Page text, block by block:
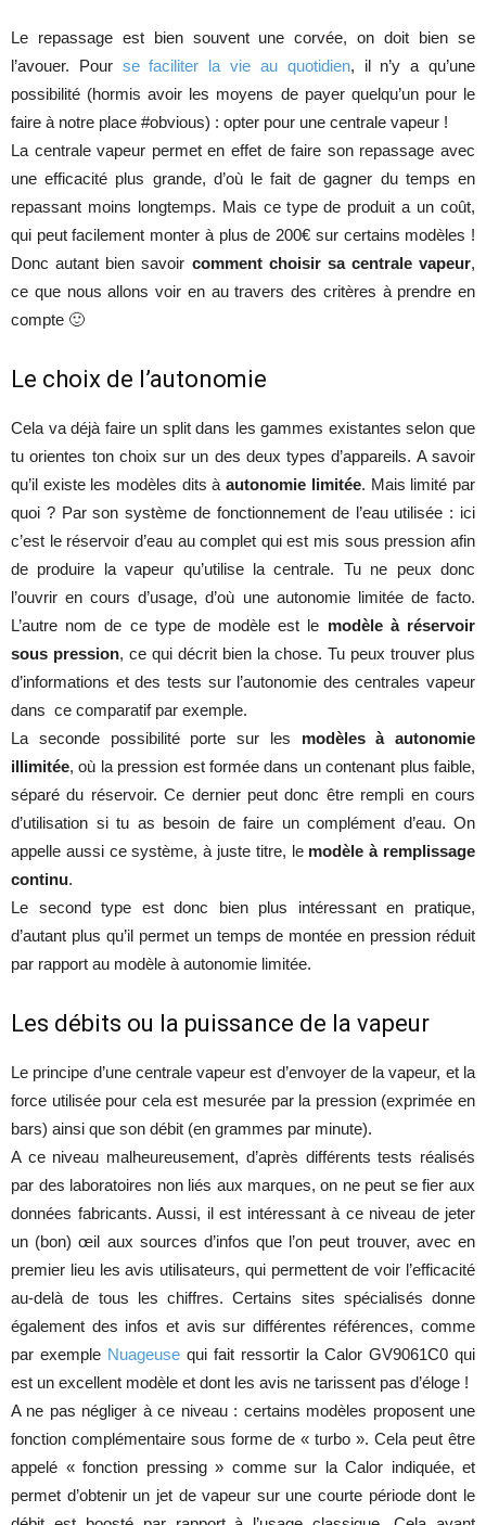
Le repassage est bien souvent une corvée, on doit bien se
l’avouer. Pour se faciliter la vie au quotidien, il n’y a qu’une
possibilité (hormis avoir les moyens de payer quelqu’un pour le
faire à notre place #obvious) : opter pour une centrale vapeur !
La centrale vapeur permet en effet de faire son repassage avec
une efficacité plus grande, d’où le fait de gagner du temps en
repassant moins longtemps. Mais ce type de produit a un coût,
qui peut facilement monter à plus de 200€ sur certains modèles !
Donc autant bien savoir comment choisir sa centrale vapeur,
ce que nous allons voir en au travers des critères à prendre en
compte 🙂
Le choix de l’autonomie
Cela va déjà faire un split dans les gammes existantes selon que
tu orientes ton choix sur un des deux types d’appareils. A savoir
qu’il existe les modèles dits àautonomie limitée. Mais limité par
quoi ? Par son système de fonctionnement de l’eau utilisée : ici
c’est le réservoir d’eau au complet qui est mis sous pression afin
de produire la vapeur qu’utilise la centrale. Tu ne peux donc
l’ouvrir en cours d’usage, d’où une autonomie limitée de facto.
L’autre nom de ce type de modèle est le modèle à réservoir
sous pression, ce qui décrit bien la chose. Tu peux trouver plus
d’informations et des tests sur l’autonomie des centrales vapeur
dans ce comparatif par exemple.
La seconde possibilité porte sur les modèles à autonomie
illimitée, où la pression est formée dans un contenant plus faible,
séparé du réservoir. Ce dernier peut donc être rempli en cours
d’utilisation si tu as besoin de faire un complément d’eau. On
appelle aussi ce système, à juste titre, le modèle à remplissage
continu.
Le second type est donc bien plus intéressant en pratique,
d’autant plus qu’il permet un temps de montée en pression réduit
par rapport au modèle à autonomie limitée.
Les débits ou la puissance de la vapeur
Le principe d’une centrale vapeur est d’envoyer de la vapeur, et la
force utilisée pour cela est mesurée par la pression (exprimée en
bars) ainsi que son débit (en grammes par minute).
A ce niveau malheureusement, d’après différents tests réalisés
par des laboratoires non liés aux marques, on ne peut se fier aux
données fabricants. Aussi, il est intéressant à ce niveau de jeter
un (bon) œil aux sources d’infos que l’on peut trouver, avec en
premier lieu les avis utilisateurs, qui permettent de voir l’efficacité
au-delà de tous les chiffres. Certains sites spécialisés donne
également des infos et avis sur différentes références, comme
par exemple Nuageuse qui fait ressortir la Calor GV9061C0 qui
est un excellent modèle et dont les avis ne tarissent pas d’éloge !
A ne pas négliger à ce niveau : certains modèles proposent une
fonction complémentaire sous forme de « turbo ». Cela peut être
appelé « fonction pressing » comme sur la Calor indiquée, et
permet d’obtenir un jet de vapeur sur une courte période dont le